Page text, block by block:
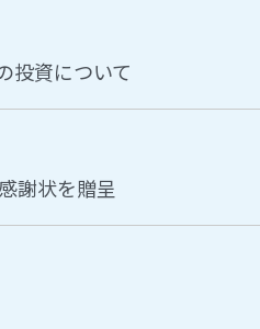
投資について
謝状を贈呈